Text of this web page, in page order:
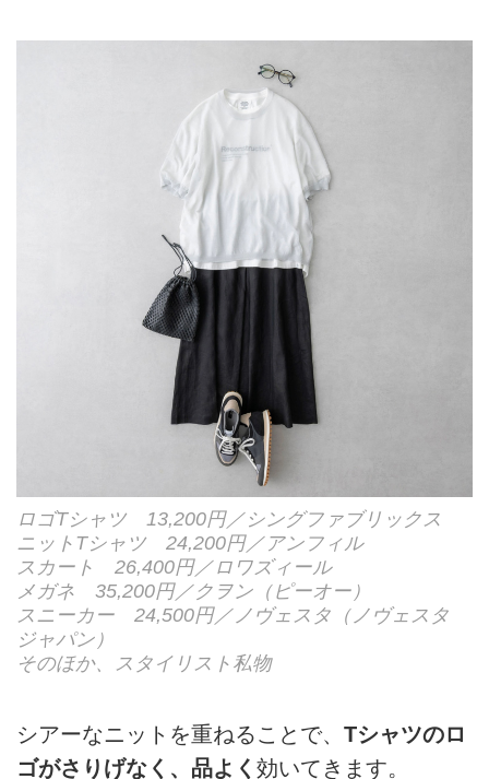
ロゴTシャツ 13,200円／シングファブリックス
ニットTシャツ 24,200円／アンフィル
スカート 26,400円／ロワズィール
メガネ 35,200円／クヲン（ピーオー）
スニーカー 24,500円／ノヴェスタ（ノヴェスタ
ジャパン）
そのほか、スタイリスト私物
シアーなニットを重ねることで、 Tシャツのロ
ゴがさりげなく、品よく 効いてきます。